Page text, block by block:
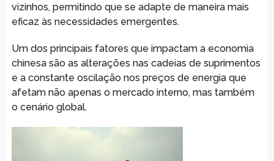
vizinhos, permitindo que se adapte de maneira mais
eficaz às necessidades emergentes.
Um dos principais fatores que impactam a economia
chinesa são as alterações nas cadeias de suprimentos
e a constante oscilação nos preços de energia que
afetam não apenas o mercado interno, mas também
o cenário global.